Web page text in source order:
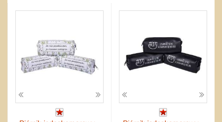
Bajkowe
Inne
Do rozkręcania
Bąki
Pojazdy
Wyprzedaż
Promocje
Zakupy hurtowe
Koszty przesyłki